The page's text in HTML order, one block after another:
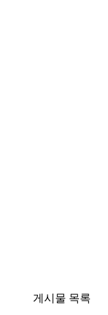
게시물 목록